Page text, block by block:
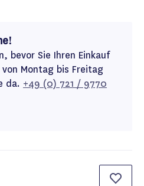
bevor Sie Ihren Einkauf
Montag bis Freitag
da. +49 (0) 721 / 9770